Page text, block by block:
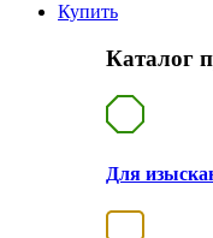
Купить
Каталог
Для